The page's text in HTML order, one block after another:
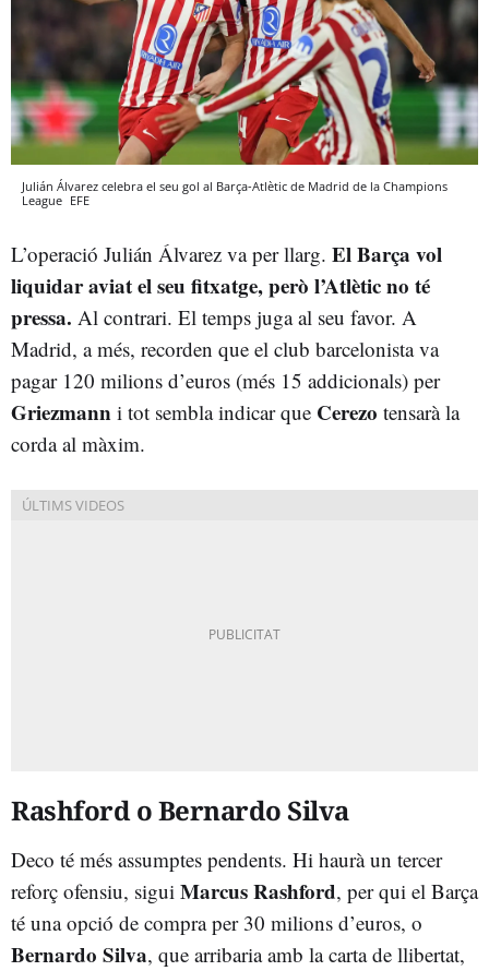
Julián Álvarez celebra el seu gol al Barça-Atlètic de Madrid de la Champions
League EFE
L’operació Julián Álvarez va per llarg. El Barça vol
liquidar aviat el seu fitxatge, però l’Atlètic no té
pressa. Al contrari. El temps juga al seu favor. A
Madrid, a més, recorden que el club barcelonista va
pagar 120 milions d’euros (més 15 addicionals) per
Griezmann i tot sembla indicar que Cerezo tensarà la
corda al màxim.
Rashford o Bernardo Silva
Deco té més assumptes pendents. Hi haurà un tercer
reforç ofensiu, sigui Marcus Rashford, per qui el Barça
té una opció de compra per 30 milions d’euros, o
Bernardo Silva, que arribaria amb la carta de llibertat,